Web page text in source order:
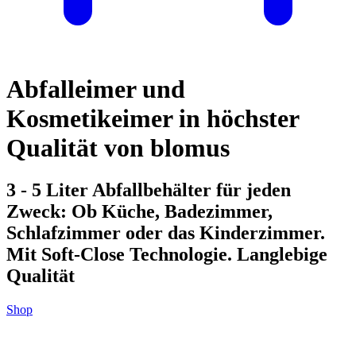
Abfalleimer und
Kosmetikeimer in höchster
Qualität von blomus
3 - 5 Liter Abfallbehälter für jeden
Zweck: Ob Küche, Badezimmer,
Schlafzimmer oder das Kinderzimmer.
Mit Soft-Close Technologie. Langlebige
Qualität
Shop